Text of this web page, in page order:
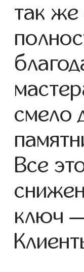
так же
смело
Все
ключ